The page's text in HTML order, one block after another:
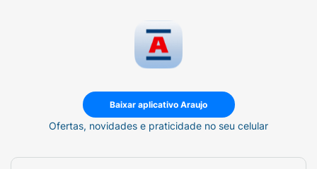
Baixar aplicativo Araujo
Ofertas, novidades e praticidade no seu celular